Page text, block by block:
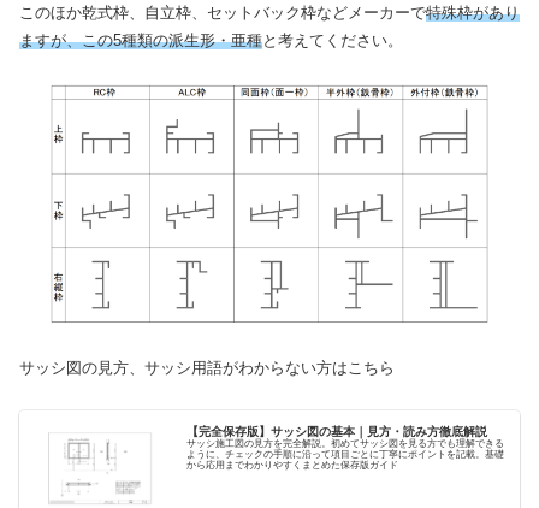
このほか乾式枠、自立枠、セットバック枠などメーカーで特殊枠があり
ますが、この5種類の派生形・亜種と考えてください。
サッシ図の見方、サッシ用語がわからない方はこちら
【完全保存版】サッシ図の基本｜見方・読み方徹底解説
サッシ施工図の見方を完全解説。初めてサッシ図を見る方でも理解できる
ように、チェックの手順に沿って項目ごとに丁寧にポイントを記載。基礎
から応用までわかりやすくまとめた保存版ガイド